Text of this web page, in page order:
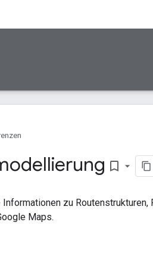
bookmark_border
zu Routenstrukturen,
Maps.